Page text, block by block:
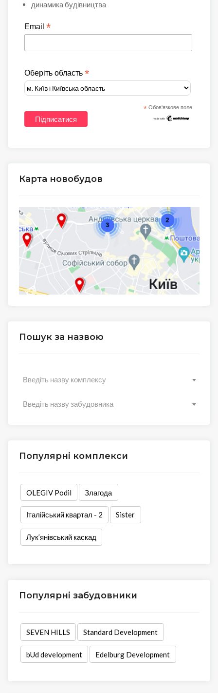
динамика будівництва
Email *
Оберіть область *
* Обов'язкове поле
Карта новобудов
Пошук за назвою
Введіть назву комплексу
Введіть назву забудовника
Популярні комплекси
OLEGIV Podil Злагода
Італійський квартал - 2 Sister
Лук’янівський каскад
Популярні забудовники
SEVEN HILLS Standard Development
bUd development Edelburg Development